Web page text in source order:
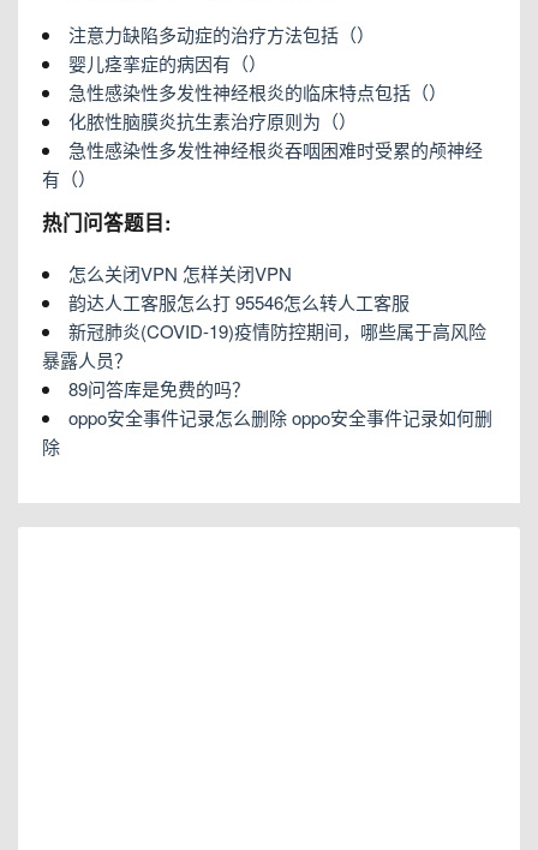
注意力缺陷多动症的治疗方法包括（）
婴儿痉挛症的病因有（）
急性感染性多发性神经根炎的临床特点包括（）
化脓性脑膜炎抗生素治疗原则为（）
急性感染性多发性神经根炎吞咽困难时受累的颅神经
有（）
热门问答题目:
怎么关闭VPN 怎样关闭VPN
韵达人工客服怎么打 95546怎么转人工客服
新冠肺炎(COVID-19)疫情防控期间，哪些属于高风险
暴露人员？
89问答库是免费的吗？
oppo安全事件记录怎么删除 oppo安全事件记录如何删
除